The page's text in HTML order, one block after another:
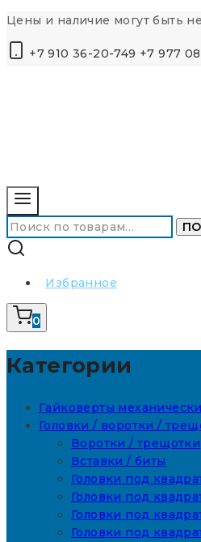
Перейти
контенту
Цены и наличие могут быть
+7 910 36-20-749 +7 977
Искать:
Избранное
0
Категории
Гайковерты
Головки / воротки /
Воротки / трещотки
Вставки / биты
Головки под
Головки под
Головки под
Головки под